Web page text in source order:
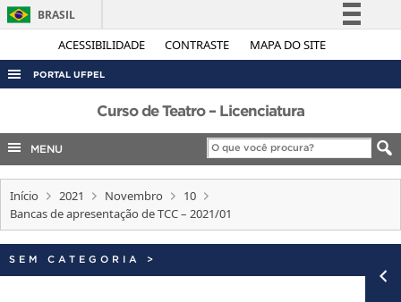
ACESSIBILIDADE CONTRASTE MAPA DO SITE
BRASIL
Simplifique!
Legislação
Canais
PORTAL UFPEL
ACESSO À INFORMAÇÃO
AUDITORIA
COBALTO
CONCURSOS
INTERNACIONAL
Curso de Teatro – Licenciatura
MENU
Início 2021 Novembro
10
Bancas de apresentação de TCC – 2021/01
SEM CATEGORIA >